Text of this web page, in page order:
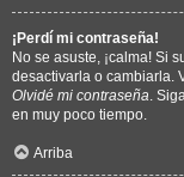
¡Perdí mi contraseña!
No se asuste, ¡calma! Si
desactivarla o cambiarla.
Olvidé mi contraseña .
en muy poco tiempo.
Arriba